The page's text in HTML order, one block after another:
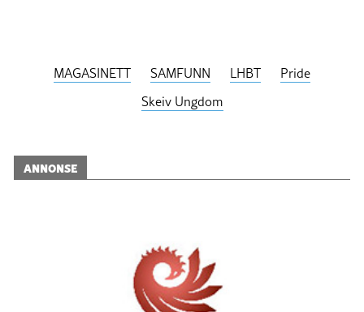
MAGASINETT SAMFUNN LHBT
Pride
Skeiv Ungdom
ANNONSE